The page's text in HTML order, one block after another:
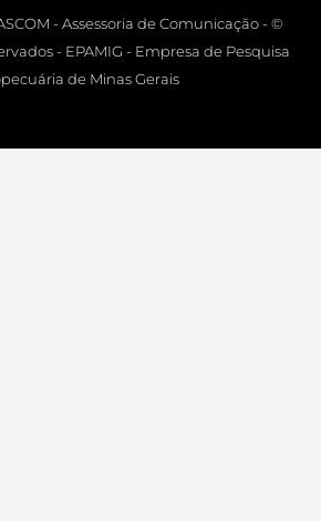
- Assessoria de Comunicação - ©
- EPAMIG - Empresa de Pesquisa
de Minas Gerais